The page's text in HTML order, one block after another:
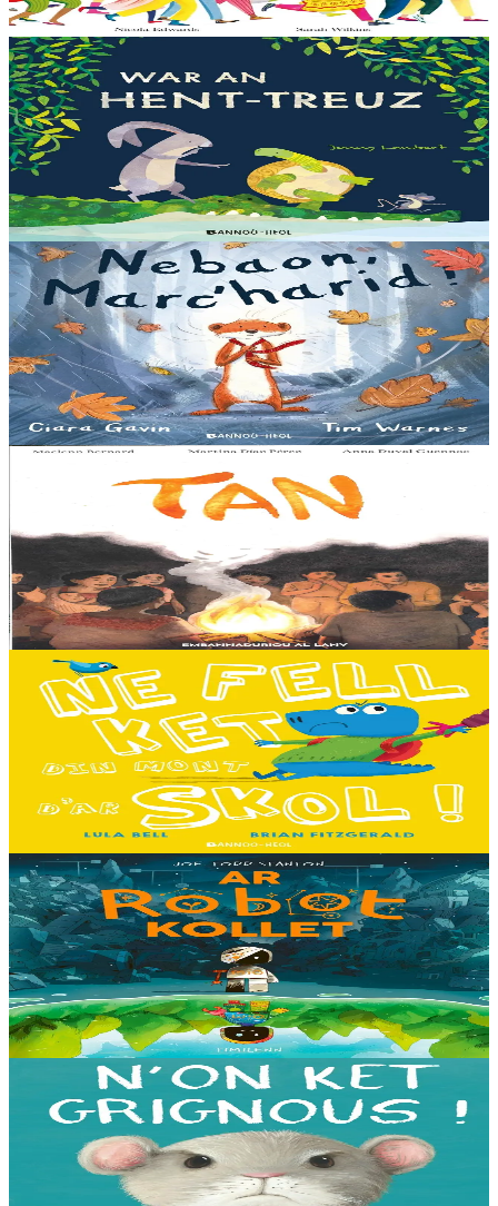
Er stok13,00 €
3 bloaz hag ouzhpenn
Bannoù-heol
War an hent-treuz
Piv a oar peseurt loened a c’haller gwelet er paludoù pa vez an noz
o serriñ ?... N’eus krokodil ebet avat. Peursur eo Logodennig. N’eo
ket ken sur he mignoned...
Er stok13,00 €
3 bloaz hag ouzhpenn
Bannoù-heol
Nebaon, Marc'harid !
An avel, ar glav... Ne blij ket tamm enet da Varc'harid Koant...
Spontet-mik e vez bewech zoken. Daoust ha Lagadeg, he mignonez
nevez, a zeuio a-benn da lakaat...
Er stok13,00 €
8 vloaz hag ouzhpenn
E penn uhelañ an torgennoù glas, lec'h ma vez goloet ar menezioù
gant latar ar beurevezhioù disafar, eo kludet ar gêriadennig vaya
anvet Sakamch'en. En tu all...
Er stok 11,00 €
3 bloaz hag ouzhpenn
Bannoù-heol
Ne fell ket din mont d'ar skol !
Hiziv emañ devezh skol kentañ Logodennig ha Dinosaorig. Ne fell
ket dezho mont, tamm ebet ! Pa grogo ar c'hentelioù avat e vo ur
pezh mell souezhenn....
13,00 €
8 vloaz hag ouzhpenn
Timilenn
Ar Robot kollet
E kreiz-kreiz un toull-lastez... ez eus ur robotig torret o tihuniñ. N’en
deus ket soñj eus pelec’h eo deuet nag abaoe pegeit emañ aze, met
gouzout a ra n’eo...
Er stok 14,00 €
3 bloaz hag ouzhpenn
Bannoù-heol
N'on ket grignous !
E penn ar c’hoad ez eus ul logodenn vihan o chom. Brudet eo
Logodennig evit bezañ grignousañ ha teodekañ logodenn ar vro. Un